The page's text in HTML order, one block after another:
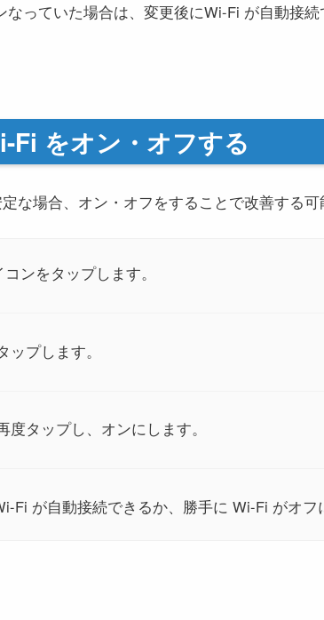
っていた場合は、変更後にWi-Fi が自動接続
Fi をオン・オフする
な場合、オン・オフをすることで改善する可
ンをタップします。
ップします。
度タップし、オンにします。
Fi が自動接続できるか、勝手に Wi-Fi がオフ